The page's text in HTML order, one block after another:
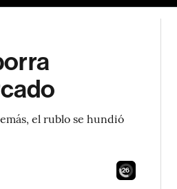
el rublo se hundió
24